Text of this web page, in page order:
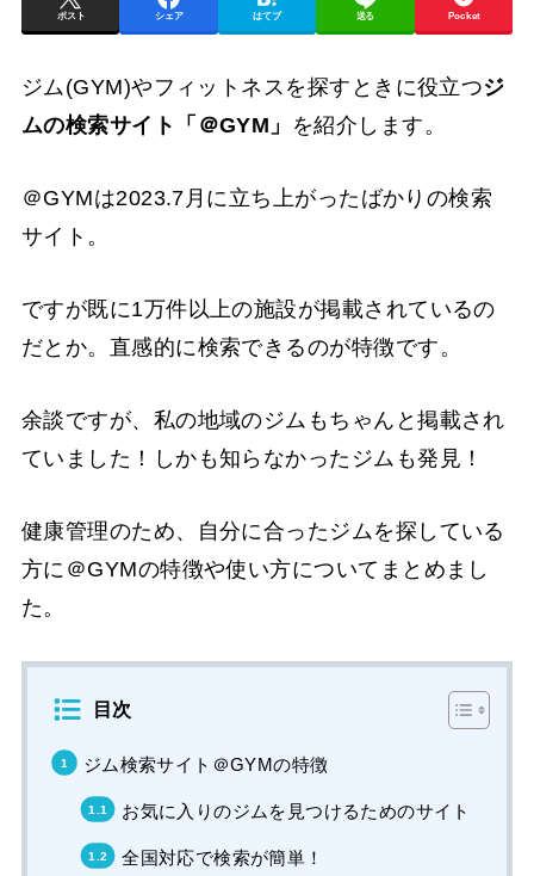
ポスト シェア はてブ 送る Pocket
ジム(GYM)やフィットネスを探すときに役立つジ
ムの検索サイト「＠GYM」
を紹介します。
＠GYMは2023.7月に立ち上がったばかりの検索
サイト。
ですが既に1万件以上の施設が掲載されているの
だとか。直感的に検索できるのが特徴です。
余談ですが、私の地域のジムもちゃんと掲載され
ていました！しかも知らなかったジムも発見！
健康管理のため、自分に合ったジムを探している
方に＠GYMの特徴や使い方についてまとめまし
た。
目次
ジム検索サイト＠GYMの特徴
お気に入りのジムを見つけるためのサイト
全国対応で検索が簡単！